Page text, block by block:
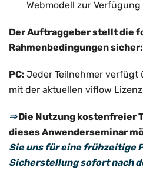
Webmodell zur Verfügung
Der Auftraggeber stellt die
Rahmenbedingungen sicher:
PC: Jeder Teilnehmer verfügt
mit der aktuellen viflow Lizenz
⇒Die Nutzung kostenfreier
dieses Anwenderseminar
Sie uns für eine frühzeitige
Sicherstellung sofort nach